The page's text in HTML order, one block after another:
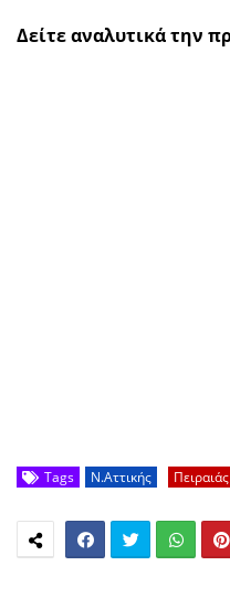
Δείτε αναλυτικά την
Tags Ν.Αττικής Πειραιάς